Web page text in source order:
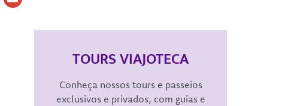
TOURS VIAJOTECA
Conheça nossos tours e passeios
exclusivos e privados, com guias e